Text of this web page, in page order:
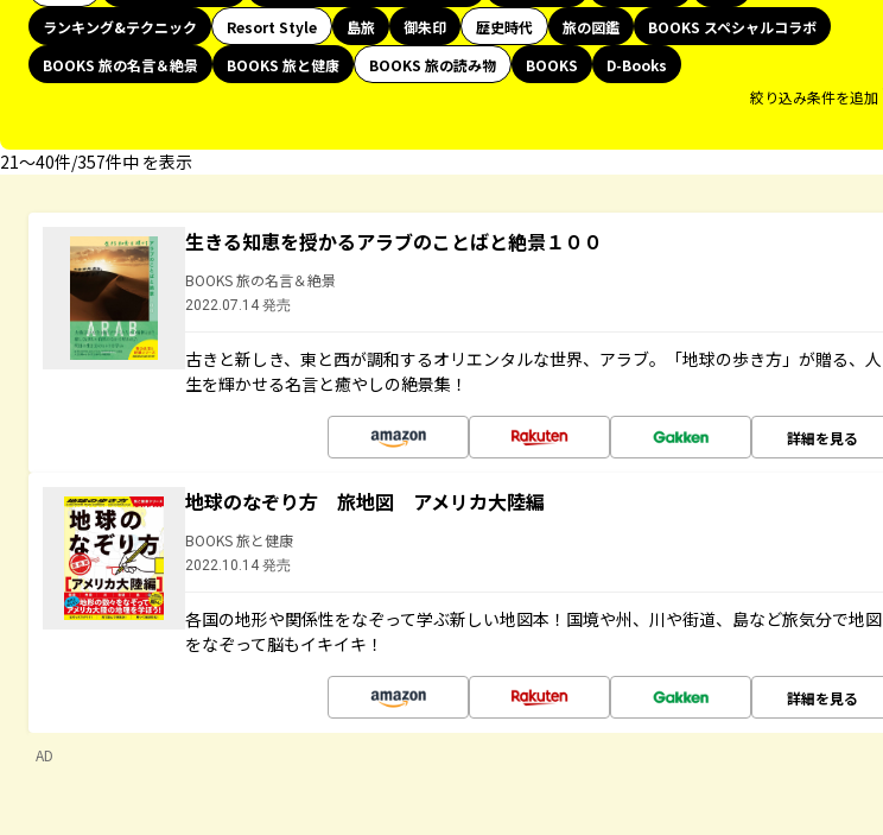
ランキング&テクニック
Resort Style 島旅 御朱印 歴史時代 旅の図鑑
BOOKS スペシャルコラボ
BOOKS 旅の名言＆絶景
BOOKS 旅と健康 BOOKS 旅の読み物 BOOKS
D-Books
絞り込み条件を追加
21〜40件/357件中 を表示
生きる知恵を授かるアラブのことばと絶景１００
BOOKS 旅の名言＆絶景
2022.07.14 発売
古きと新しき、東と西が調和するオリエンタルな世界、アラブ。「地球の歩き方」が贈る、人
生を輝かせる名言と癒やしの絶景集！
詳細を見る
地球のなぞり方 旅地図 アメリカ大陸編
BOOKS 旅と健康
2022.10.14 発売
各国の地形や関係性をなぞって学ぶ新しい地図本！国境や州、川や街道、島など旅気分で地図
をなぞって脳もイキイキ！
詳細を見る
AD